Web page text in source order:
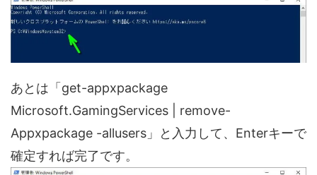
あとは「get-appxpackage
Microsoft.GamingServices | remove-
Appxpackage -allusers」と入力して、Enterキーで
確定すれば完了です。